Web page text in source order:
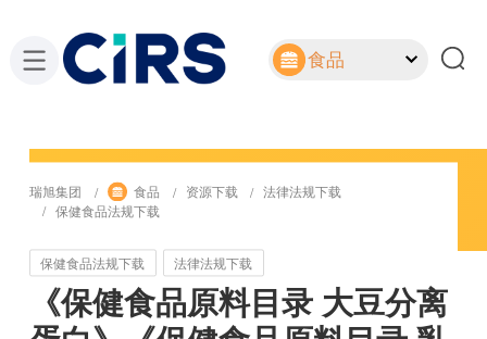
食品
瑞旭集团 食品 资源下载
法律法规下载
保健食品法规下载
保健食品法规下载 法律法规下载
《保健食品原料目录 大豆分离